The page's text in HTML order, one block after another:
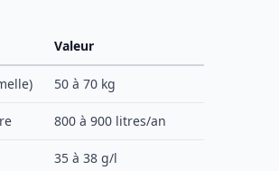
Valeur
50 à 70 kg
800 à 900 litres/an
35 à 38 g/l